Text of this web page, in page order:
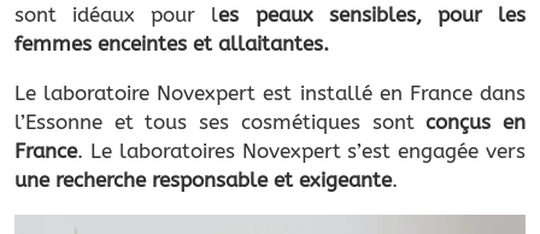
sont idéaux pour les peaux sensibles, pour les
femmes enceintes et allaitantes.
Le laboratoire Novexpert est installé en France dans
l’Essonne et tous ses cosmétiques sontconçus en
France. Le laboratoires Novexpert s’est engagée vers
une recherche responsable et exigeante.